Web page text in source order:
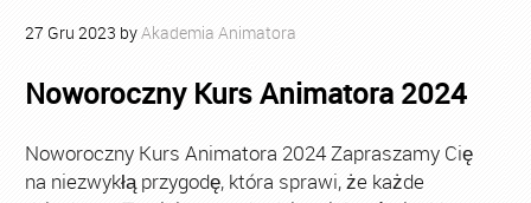
27 Gru 2023 byAkademia Animatora
Noworoczny Kurs Animatora 2024
Noworoczny Kurs Animatora 2024 Zapraszamy Cię
na niezwykłą przygodę, która sprawi, że każde